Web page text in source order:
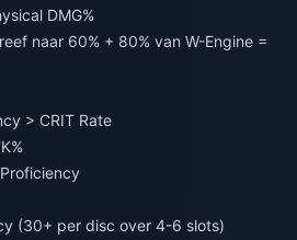
DMG%
naar 60% + 80% van W-Engine =
> CRIT Rate
(30+ per disc over 4-6 slots)